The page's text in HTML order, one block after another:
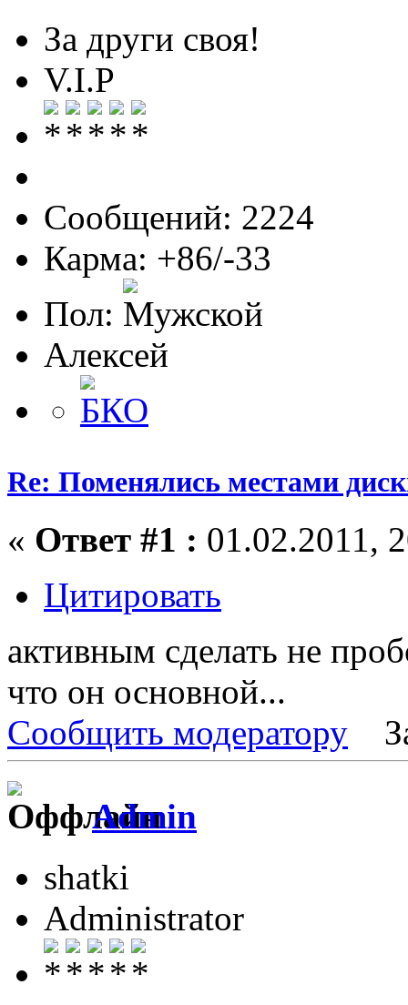
За други своя!
V.I.P
Сообщений: 2224
Карма: +86/-33
Пол:
Алексей
Re: Поменялись местами
« Ответ #1 : 01.02.2011,
Цитировать
активным сделать не
что он основной...
Сообщить модератору
Admin
shatki
Administrator